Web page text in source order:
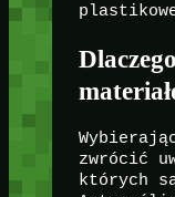
zwrócić
których